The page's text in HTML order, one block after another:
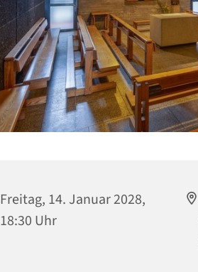
Freitag, 14. Januar 2028,
18:30 Uhr